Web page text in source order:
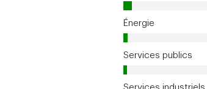
Énergie
Services publics